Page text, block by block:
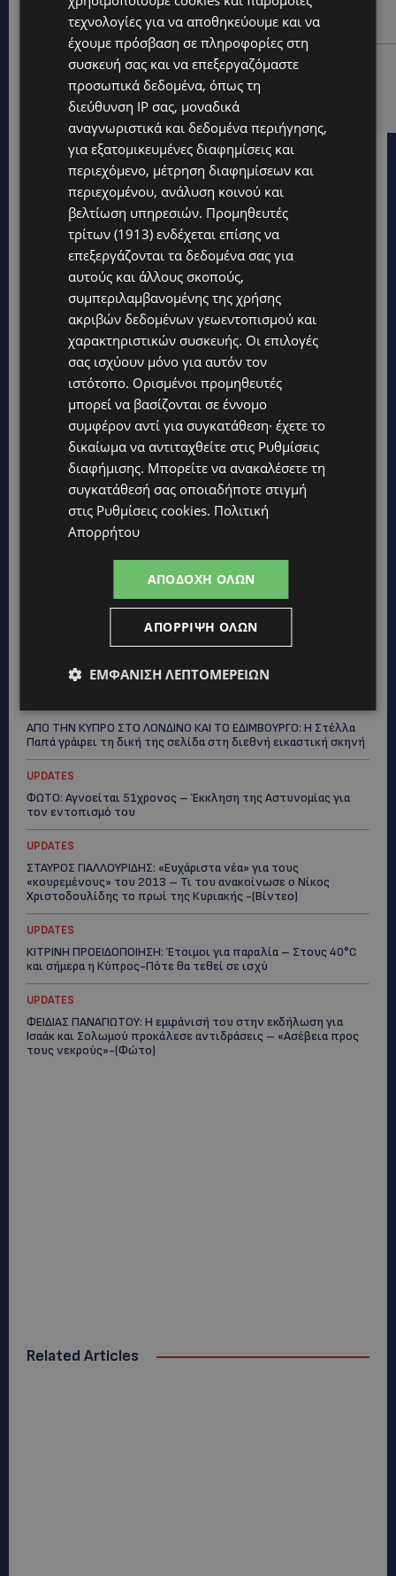
Στέλλα Παπά γράφει τη δική της σελίδα στη διεθνή
εικαστική σκηνή
UPDATES
ΦΩΤΟ: Αγνοείται 51χρονος – Έκκληση της
Αστυνομίας για τον εντοπισμό του
Topics
UPDATES
ΦΡΑΓΜΑ ΚΛΗΡΟΥ: Πήγαν για ψάρεμα και άφησαν πίσω τους
σκουπίδια – Εικόνες που προβληματίζουν-(Φώτο)
LIFESTYLE
ΝΙΚΟΣ ΚΑΛΟΓΕΡΟΠΟΥΛΟΣ: Έφυγε από τη ζωή ο πολυτάλαντος
καλλιτέχνης που ξεχώρισε σε θέατρο, κινηματογράφο και
ΜΑΡΙΑ ΜΑΡΚΟΥ «ΠΙΚΚΟΥΑ: Τον κατέγραψε η κάμερα να μπαίνει
Κύπρο: «Αύριο μπορεί να είναι κάποιος που...
ΑΠΟ ΤΗΝ ΚΥΠΡΟ ΣΤΟ ΛΟΝΔΙΝΟ ΚΑΙ ΤΟ ΕΔΙΜΒΟΥΡΓΟ: Η Στέλλα
Παπά γράφει τη δική της σελίδα στη διεθνή εικαστική σκηνή
UPDATES
ΦΩΤΟ: Αγνοείται 51χρονος – Έκκληση της Αστυνομίας για
τον εντοπισμό του
UPDATES
ΣΤΑΥΡΟΣ ΓΙΑΛΛΟΥΡΙΔΗΣ: «Ευχάριστα νέα» για τους
«κουρεμένους» του 2013 – Τι του ανακοίνωσε ο Νίκος
Χριστοδουλίδης το πρωί της Κυριακής -(Βίντεο)
UPDATES
ΚΙΤΡΙΝΗ ΠΡΟΕΙΔΟΠΟΙΗΣΗ: Έτοιμοι για παραλία – Στους 40°C
και σήμερα η Κύπρος-Πότε θα τεθεί σε ισχύ
UPDATES
ΦΕΙΔΙΑΣ ΠΑΝΑΓΙΩΤΟΥ: Η εμφάνισή του στην εκδήλωση για
Ισαάκ και Σολωμού προκάλεσε αντιδράσεις – «Ασέβεια προς
τους νεκρούς»-(Φώτο)
Related Articles
τεχνολογίες για να αποθηκεύουμε και να
έχουμε πρόσβαση σε πληροφορίες στη
συσκευή σας και να επεξεργαζόμαστε
προσωπικά δεδομένα, όπως τη
διεύθυνση IP σας, μοναδικά
αναγνωριστικά και δεδομένα περιήγησης,
για εξατομικευμένες διαφημίσεις και
περιεχόμενο, μέτρηση διαφημίσεων και
περιεχομένου, ανάλυση κοινού και
βελτίωση υπηρεσιών. Προμηθευτές
τρίτων (1913) ενδέχεται επίσης να
επεξεργάζονται τα δεδομένα σας για
αυτούς και άλλους σκοπούς,
συμπεριλαμβανομένης της χρήσης
ακριβών δεδομένων γεωεντοπισμού και
χαρακτηριστικών συσκευής. Οι επιλογές
σας ισχύουν μόνο για αυτόν τον
ιστότοπο. Ορισμένοι προμηθευτές
μπορεί να βασίζονται σε έννομο
συμφέρον αντί για συγκατάθεση· έχετε το
δικαίωμα να αντιταχθείτε στις Ρυθμίσεις
διαφήμισης. Μπορείτε να ανακαλέσετε τη
συγκατάθεσή σας οποιαδήποτε στιγμή
στις Ρυθμίσεις cookies. Πολιτική
Απορρήτου
ΑΠΟΔΟΧΉ ΌΛΩΝ
ΑΠΌΡΡΙΨΗ ΌΛΩΝ
ΕΜΦΆΝΙΣΗ ΛΕΠΤΟΜΕΡΕΙΏΝ